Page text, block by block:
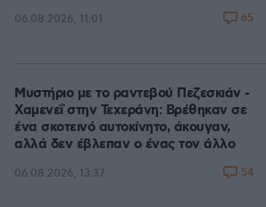
06.08.2026, 11:01 65
Μυστήριο με το ραντεβού Πεζεσκιάν -
Χαμενεΐ στην Τεχεράνη: Βρέθηκαν σε
ένα σκοτεινό αυτοκίνητο, άκουγαν,
αλλά δεν έβλεπαν ο ένας τον άλλο
06.08.2026, 13:37 54